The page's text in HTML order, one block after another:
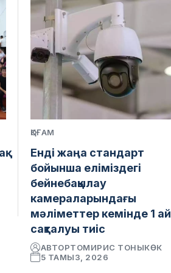
ҚОҒАМ
Енді жаңа стандарт
бойынша еліміздегі
бейнебақылау
камераларындағы
мәліметтер кемінде 1 ай
сақталуы тиіс
АВТОРТОМИРИС ТОНЫКӨК
5 ТАМЫЗ, 2026